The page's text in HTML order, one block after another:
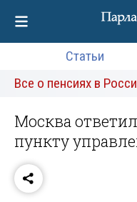
Статьи
Все о пенсиях в
Москва
пункту